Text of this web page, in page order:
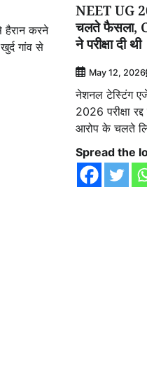
हैरान करने
गांव से
NEET UG
चलते फैसला,
ने परीक्षा दी थी
May 12, 2026
नेशनल टेस्टिंग
2026 परीक्षा
आरोप के चलते
Spread the